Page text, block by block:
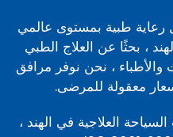
رعاية طبية بمستوى عالمي
، بحثًا عن العلاج الطبي
، نحن نوفر مرافق
معقولة للمرضى.
العلاجية في الهند ،